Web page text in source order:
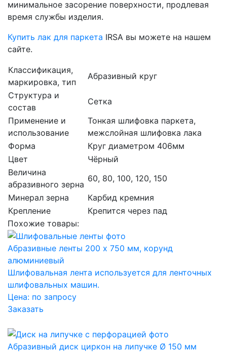
минимальное засорение поверхности, продлевая
время службы изделия.
Купить лак для паркета IRSA вы можете на нашем
сайте.
Классификация,
маркировка, тип
Абразивный круг
Структура и
состав
Сетка
Применение и
использование
Тонкая шлифовка паркета,
межслойная шлифовка лака
Форма
Круг диаметром 406мм
Цвет
Чёрный
Величина
абразивного зерна
60, 80, 100, 120, 150
Минерал зерна
Карбид кремния
Крепление
Крепится через пад
Похожие товары:
Абразивные ленты 200 x 750 мм, корунд
алюминиевый
Шлифовальная лента используется для ленточных
шлифовальных машин.
Цена: по запросу
Заказать
Абразивный диск циркон на липучке Ø 150 мм